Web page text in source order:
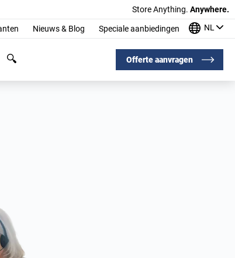
Store Anything. Anywhere.
Nieuws & Blog Speciale aanbiedingen NL
Offerte aanvragen